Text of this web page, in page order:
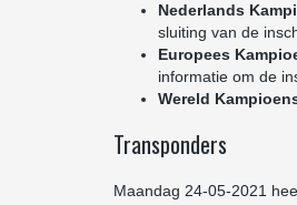
Nederlands
sluiting van de
Europees
informatie om de
Wereld
Transponders
Maandag 24-05-2021